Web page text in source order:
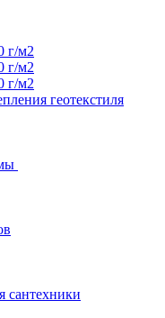
г/м2
г/м2
г/м2
геотекстиля
сантехники